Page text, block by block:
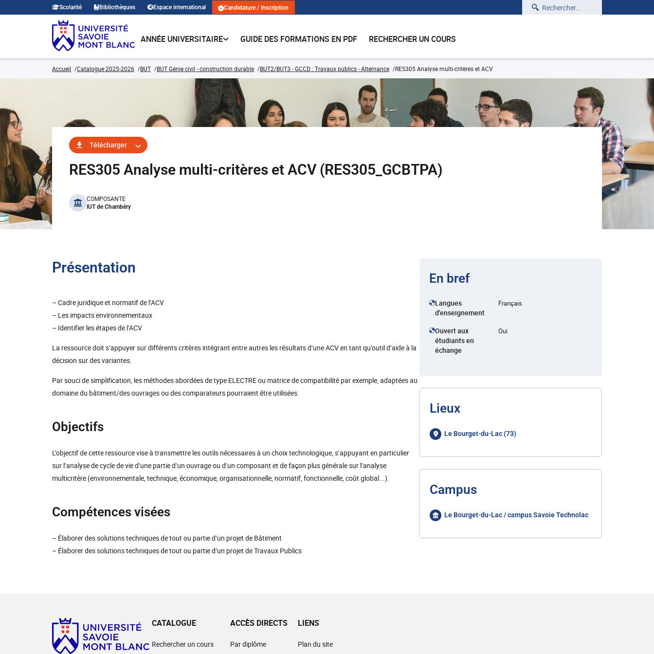
Scolarité Bibliothèques Espace international Candidature / Inscription Rechercher
ANNÉE UNIVERSITAIRE GUIDE DES FORMATIONS EN PDF RECHERCHER UN COURS
Accueil Catalogue 2025-2026 BUT BUT Génie civil - construction durable BUT2/BUT3 - GCCD : Travaux publics - Alternance RES305 Analyse multi-critères et ACV
Télécharger
RES305 Analyse multi-critères et ACV (RES305_GCBTPA)
benefits
COMPOSANTE
IUT de Chambéry
Présentation
– Cadre juridique et normatif de l’ACV
– Les impacts environnementaux
– Identifier les étapes de l’ACV
La ressource doit s’appuyer sur différents critères intégrant entre autres les résultats d’une ACV en tant qu’outil d’aide à la
décision sur des variantes.
Par souci de simplification, les méthodes abordées de type ELECTRE ou matrice de compatibilité par exemple, adaptées au
domaine du bâtiment/des ouvrages ou des comparateurs pourraient être utilisées.
Objectifs
L’objectif de cette ressource vise à transmettre les outils nécessaires à un choix technologique, s’appuyant en particulier
sur l’analyse de cycle de vie d’une partie d’un ouvrage ou d’un composant et de façon plus générale sur l’analyse
multicritère (environnementale, technique, économique, organisationnelle, normatif, fonctionnelle, coût global...).
Compétences visées
– Élaborer des solutions techniques de tout ou partie d’un projet de Bâtiment
– Élaborer des solutions techniques de tout ou partie d’un projet de Travaux Publics
En bref
Langues
d'enseignement
Français
Ouvert aux
étudiants en
échange
Oui
Lieux
Le Bourget-du-Lac (73)
Campus
Le Bourget-du-Lac / campus Savoie Technolac
CATALOGUE
Rechercher un cours
ACCÈS DIRECTS
Par diplôme
LIENS
Plan du site